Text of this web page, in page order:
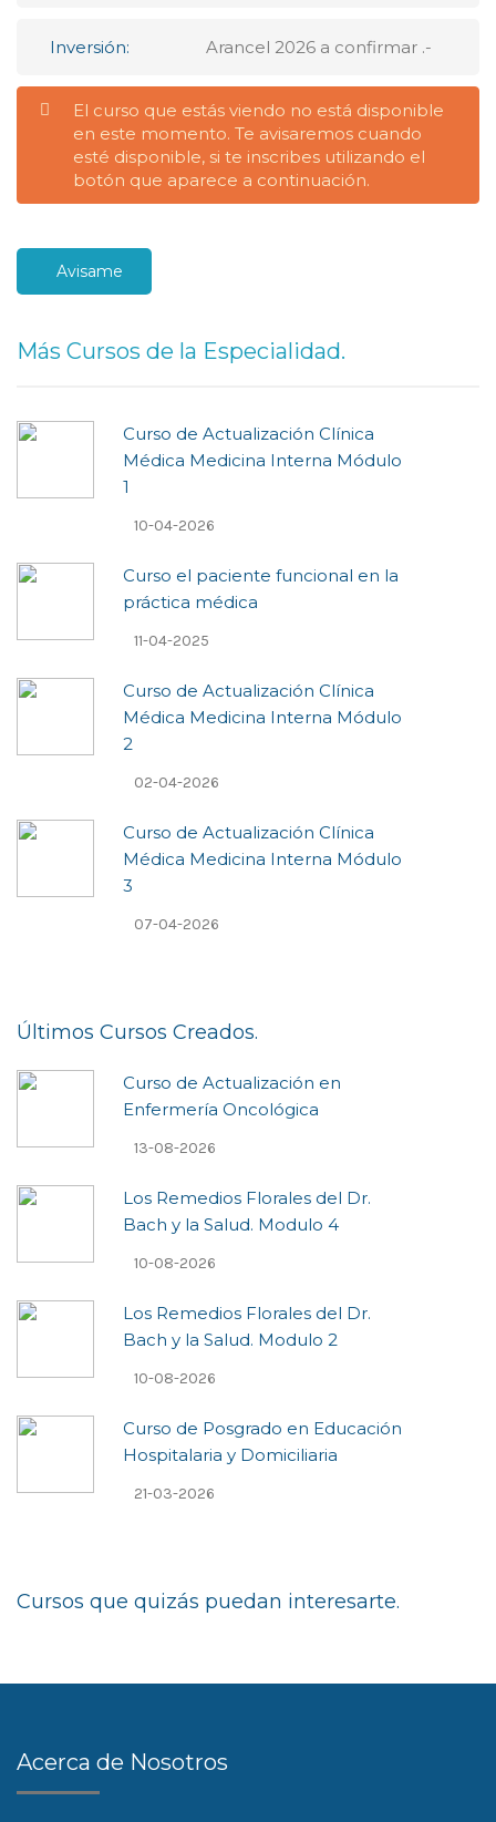
Inversión: Arancel 2026 a confirmar .-
El curso que estás viendo no está disponible
en este momento. Te avisaremos cuando
esté disponible, si te inscribes utilizando el
botón que aparece a continuación.
Avisame
Más Cursos de la Especialidad.
Curso de Actualización Clí­nica
Médica Medicina Interna Módulo
1
10-04-2026
Curso el paciente funcional en la
práctica médica
11-04-2025
Curso de Actualización Clí­nica
Médica Medicina Interna Módulo
2
02-04-2026
Curso de Actualización Clí­nica
Médica Medicina Interna Módulo
3
07-04-2026
Últimos Cursos Creados.
Curso de Actualización en
Enfermería Oncológica
13-08-2026
Los Remedios Florales del Dr.
Bach y la Salud. Modulo 4
10-08-2026
Los Remedios Florales del Dr.
Bach y la Salud. Modulo 2
10-08-2026
Curso de Posgrado en Educación
Hospitalaria y Domiciliaria
21-03-2026
Cursos que quizás puedan interesarte.
Acerca de Nosotros